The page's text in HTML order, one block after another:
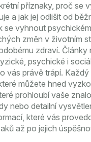
příznaky, proč se
a jak jej odlišit od
se vyhnout
změn v životním
zdraví. Články
psychické i
vás právě trápí.
můžete hned
prohloubí vaše
nebo detailní
které vás
až po jejich